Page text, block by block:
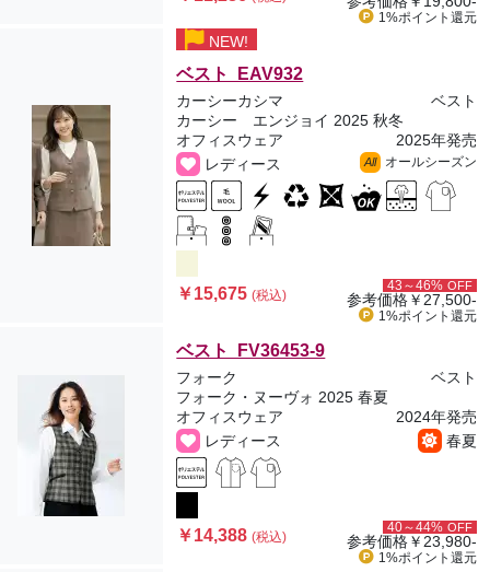
1%ポイント 還元
NEW!
ベスト EAV932
カーシーカシマ
ベスト
カーシー エンジョイ 2025 秋冬
オフィスウェア
2025年発売
レディース
All オールシーズン
￥15,675(税込)
43～46% OFF
参考価格￥27,500-
1%ポイント 還元
ベスト FV36453-9
フォーク
ベスト
フォーク・ヌーヴォ 2025 春夏
オフィスウェア
2024年発売
レディース
春夏
￥14,388(税込)
40～44% OFF
参考価格￥23,980-
1%ポイント 還元